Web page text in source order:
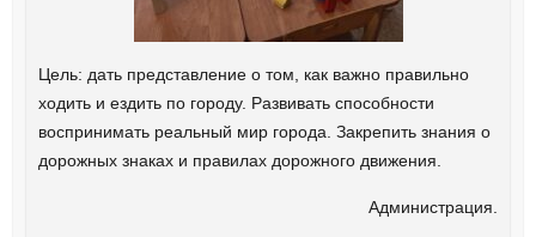
Цель: дать представление о том, как важно правильно
ходить и ездить по городу. Развивать способности
воспринимать реальный мир города. Закрепить знания о
дорожных знаках и правилах дорожного движения.
Администрация.